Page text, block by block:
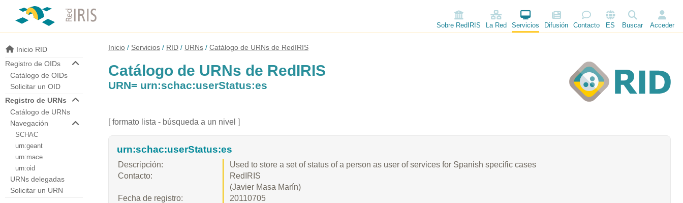
Sobre RedIRIS La Red Servicios Difusión Contacto ES Buscar Acceder
Inicio RID
Registro de OIDs
Catálogo de OIDs
Solicitar un OID
Registro de URNs
Catálogo de URNs
Navegación
SCHAC
urn:geant
urn:mace
urn:oid
URNs delegadas
Solicitar un URN
Inicio Servicios RID URNs Catálogo de URNs de RedIRIS
Catálogo de URNs de RedIRIS
URN= urn:schac:userStatus:es
[ formato lista - búsqueda a un nivel ]
urn:schac:userStatus:es
Descripción:
Used to store a set of status of a person as user of services for Spanish specific cases
Contacto:
RedIRIS
(Javier Masa Marín)
Fecha de registro:
20110705